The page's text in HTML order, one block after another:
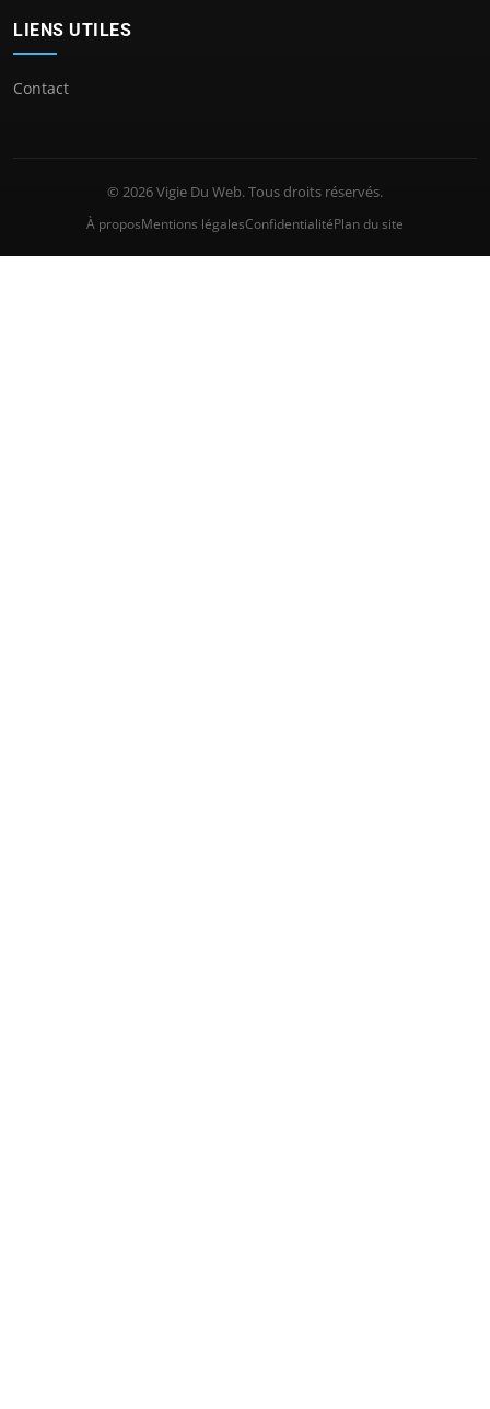
LIENS UTILES
Contact
© 2026 Vigie Du Web. Tous droits réservés.
À proposMentions légalesConfidentialitéPlan du site